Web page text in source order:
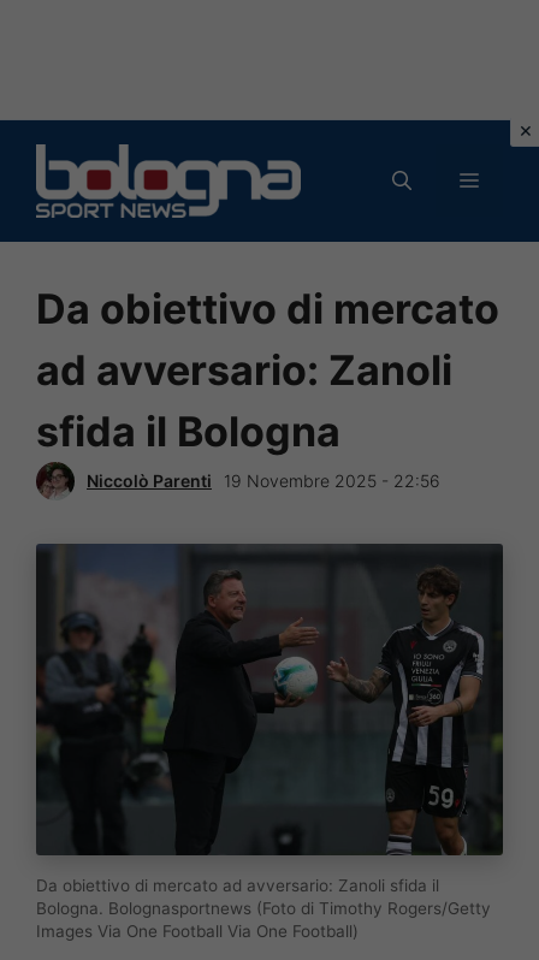
contenuto
MENU
Da obiettivo di mercato
ad avversario: Zanoli
sfida il Bologna
Niccolò Parenti 19 Novembre 2025 - 22:56
Da obiettivo di mercato ad avversario: Zanoli sfida il
Bologna. Bolognasportnews (Foto di Timothy Rogers/Getty
Images Via One Football Via One Football)